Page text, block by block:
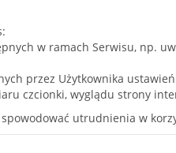
w ramach Serwisu, np.
przez Użytkownika
czcionki, wyglądu strony
utrudnienia w